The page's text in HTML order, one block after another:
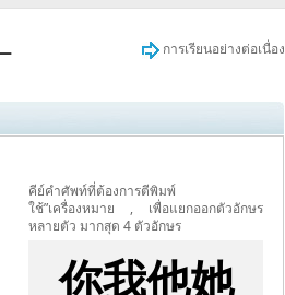
การเรียนอย่างต่อเนื่อง
คีย์คำศัพท์ที่ต้องการตีพิมพ์
ใช้”เครื่องหมาย , เพื่อแยกออกตัวอักษร
หลายตัว มากสุด 4 ตัวอักษร